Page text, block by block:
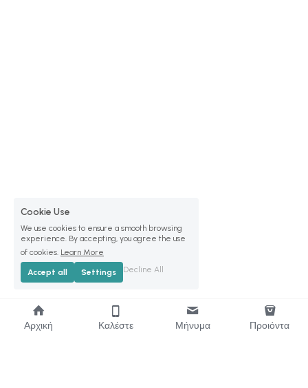
Αρχική Καλέστε Μήνυμα Προιόντα
Cookie Use
We use cookies to ensure a smooth browsing
experience. By accepting, you agree the use
of cookies. Learn More
Accept all Settings Decline All